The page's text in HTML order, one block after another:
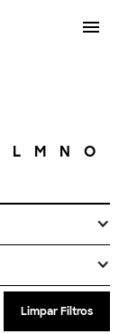
L M N O
Limpar Filtros